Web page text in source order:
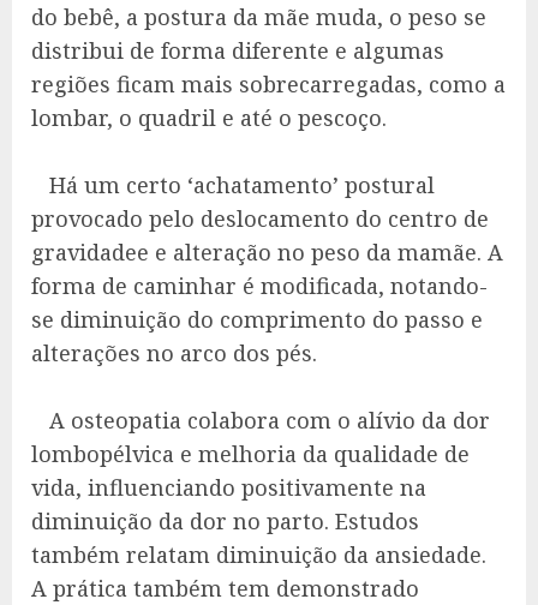
do bebê, a postura da mãe muda, o peso se
distribui de forma diferente e algumas
regiões ficam mais sobrecarregadas, como a
lombar, o quadril e até o pescoço.
Há um certo ‘achatamento’ postural
provocado pelo deslocamento do centro de
gravidadee e alteração no peso da mamãe. A
forma de caminhar é modificada, notando-
se diminuição do comprimento do passo e
alterações no arco dos pés.
A osteopatia colabora com o alívio da dor
lombopélvica e melhoria da qualidade de
vida, influenciando positivamente na
diminuição da dor no parto. Estudos
também relatam diminuição da ansiedade.
A prática também tem demonstrado